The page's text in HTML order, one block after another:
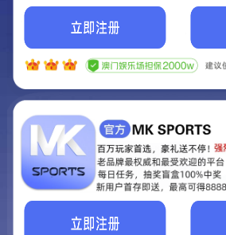
我们的网站正在
它将是非常棒的
联系我们!